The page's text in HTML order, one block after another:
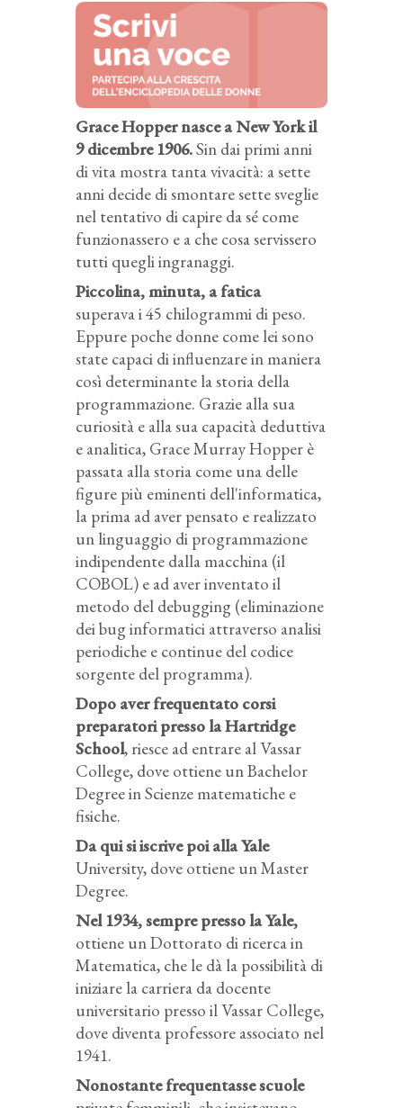
Grace Hopper nasce a New York il
9 dicembre 1906.Sin dai primi anni
di vita mostra tanta vivacità: a sette
anni decide di smontare sette sveglie
nel tentativo di capire da sé come
funzionassero e a che cosa servissero
tutti quegli ingranaggi.
Piccolina, minuta, a fatica
superava i 45 chilogrammi di peso.
Eppure poche donne come lei sono
state capaci di influenzare in maniera
così determinante la storia della
programmazione. Grazie alla sua
curiosità e alla sua capacità deduttiva
e analitica, Grace Murray Hopper è
passata alla storia come una delle
figure più eminenti dell'informatica,
la prima ad aver pensato e realizzato
un linguaggio di programmazione
indipendente dalla macchina (il
COBOL) e ad aver inventato il
metodo del debugging (eliminazione
dei bug informatici attraverso analisi
periodiche e continue del codice
sorgente del programma).
Dopo aver frequentato corsi
preparatori presso la Hartridge
School, riesce ad entrare al Vassar
College, dove ottiene un Bachelor
Degree in Scienze matematiche e
fisiche.
Da qui si iscrive poi alla Yale
University, dove ottiene un Master
Degree.
Nel 1934, sempre presso la Yale,
ottiene un Dottorato di ricerca in
Matematica, che le dà la possibilità di
iniziare la carriera da docente
universitario presso il Vassar College,
dove diventa professore associato nel
1941.
Nonostante frequentasse scuole